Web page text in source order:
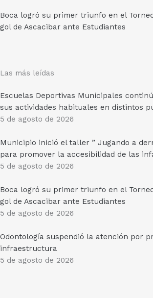
Boca logró su primer triunfo en el
gol de Ascacibar ante Estudiantes
Las más leídas
Escuelas Deportivas Municipales
sus actividades habituales en distintos
5 de agosto de 2026
Municipio inició el taller ” Jugando a
para promover la accesibilidad de las
5 de agosto de 2026
Boca logró su primer triunfo en el
gol de Ascacibar ante Estudiantes
5 de agosto de 2026
Odontología suspendió la atención por
infraestructura
5 de agosto de 2026